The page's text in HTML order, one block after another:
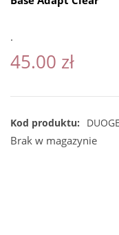
.
45.00 zł
Kod produktu:
Brak w magazynie